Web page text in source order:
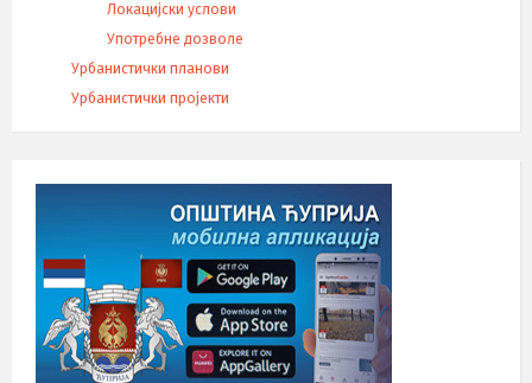
Локацијски услови
Употребне дозволе
Урбанистички планови
Урбанистички пројекти